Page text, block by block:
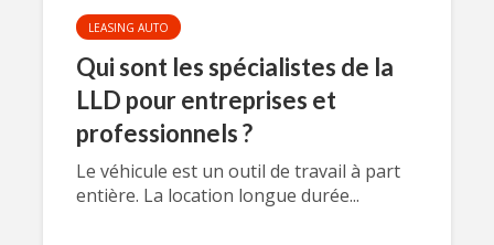
LEASING AUTO
Qui sont les spécialistes de la
LLD pour entreprises et
professionnels ?
Le véhicule est un outil de travail à part
entière. La location longue durée...